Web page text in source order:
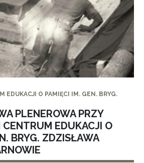
EDUKACJI O PAMIĘCI IM. GEN. BRYG.
PLENEROWA PRZY
EDUKACJI O
BRYG. ZDZISŁAWA